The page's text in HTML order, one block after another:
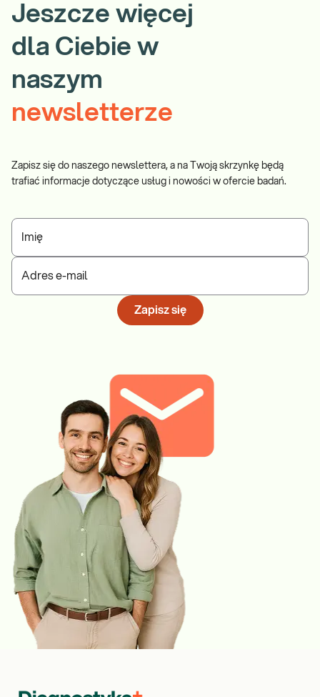
Jeszcze więcej
dla Ciebie w
naszym
newsletterze
Zapisz się do naszego newslettera, a na Twoją skrzynkę będą
trafiać informacje dotyczące usług i nowości w ofercie badań.
Imię
Adres e-mail
Zapisz się